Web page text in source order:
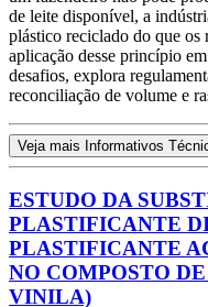
de leite disponível, a
plástico reciclado do que os
aplicação desse princípio
desafios, explora
reconciliação de volume e
Veja mais Informativos
ESTUDO DA
PLASTIFICANTE
PLASTIFICANTE
NO COMPOSTO
VINILA)